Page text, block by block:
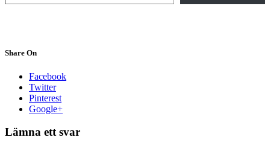
Share On
Facebook
Twitter
Pinterest
Google+
Lämna ett svar